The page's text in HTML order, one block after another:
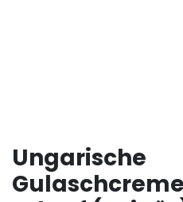
Ungarische
Gulaschcreme